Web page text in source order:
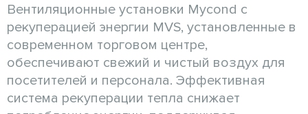
Вентиляционные установки Mycond с
рекуперацией энергии MVS, установленные в
современном торговом центре,
обеспечивают свежий и чистый воздух для
посетителей и персонала. Эффективная
система рекуперации тепла снижает